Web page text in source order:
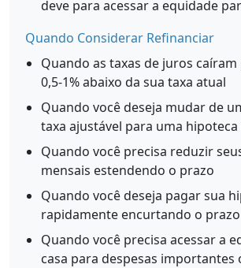
deve para acessar a equidade
Quando Considerar Refinanciar
Quando as taxas de juros
0,5-1% abaixo da sua taxa atual
Quando você deseja mudar de
taxa ajustável para uma hipoteca
Quando você precisa reduzir
mensais estendendo o prazo
Quando você deseja pagar sua
rapidamente encurtando o prazo
Quando você precisa acessar a
casa para despesas importantes